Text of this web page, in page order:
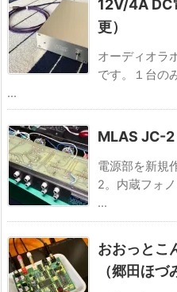
12V/4A DC
更）
オーディオラ
です。１台の
...
MLAS JC-2
電源部を新規
2。内蔵フォ
...
おおっとこ
（郷田ほづ